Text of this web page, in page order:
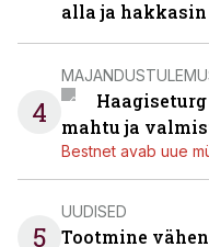
alla ja hakkasin
4
mahtu ja
Bestnet avab uue
5
UUDISED
Tootmine